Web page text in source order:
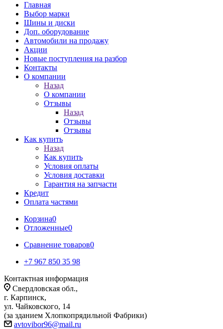
Главная
Выбор марки
Шины и диски
Доп. оборудование
Автомобили на продажу
Акции
Новые поступления на разбор
Контакты
О компании
Назад
О компании
Отзывы
Назад
Отзывы
Отзывы
Как купить
Назад
Как купить
Условия оплаты
Условия доставки
Гарантия на запчасти
Кредит
Оплата частями
Корзина0
Отложенные0
Сравнение товаров0
+7 967 850 35 98
Контактная информация
Свердловская обл.,
г. Карпинск,
ул. Чайковского, 14
(за зданием Хлопкопрядильной Фабрики)
avtovibor96@mail.ru